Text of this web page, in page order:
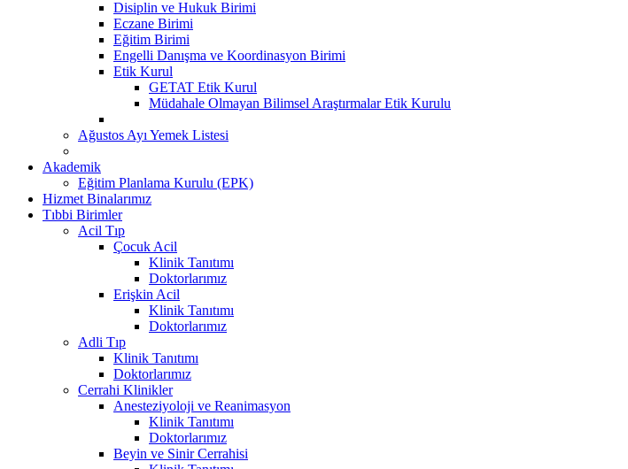
Disiplin ve Hukuk Birimi
Eczane Birimi
Eğitim Birimi
Engelli Danışma ve Koordinasyon Birimi
Etik Kurul
GETAT Etik Kurul
Müdahale Olmayan Bilimsel Araştırmalar Etik Kurulu
Ağustos Ayı Yemek Listesi
Akademik
Eğitim Planlama Kurulu (EPK)
Hizmet Binalarımız
Tıbbi Birimler
Acil Tıp
Çocuk Acil
Klinik Tanıtımı
Doktorlarımız
Erişkin Acil
Klinik Tanıtımı
Doktorlarımız
Adli Tıp
Klinik Tanıtımı
Doktorlarımız
Cerrahi Klinikler
Anesteziyoloji ve Reanimasyon
Klinik Tanıtımı
Doktorlarımız
Beyin ve Sinir Cerrahisi